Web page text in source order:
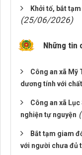
Khởi tố, bắt
(25/06/2026)
Những tin
Công an xã Mỹ
dương tính với
Công an xã
nghiện tự nguyện
Bắt tạm giam
với người chưa đủ